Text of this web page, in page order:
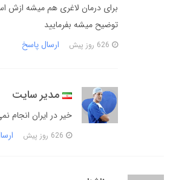
برای درمان لاغری هم میشه ازش
توضیح میشه بفرمایید
ارسال پاسخ
مدیر سایت
خیر در ایران انجام